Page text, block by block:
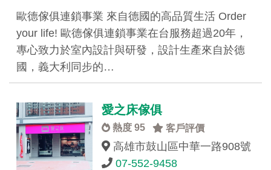
歐德傢俱連鎖事業 來自德國的高品質生活 Order
your life! 歐德傢俱連鎖事業在台服務超過20年，
專心致力於室內設計與研發，設計生產來自於德
國，義大利同步的…
愛之床傢俱
熱度 95 客戶評價
高雄市鼓山區中華一路908號
07-552-9458